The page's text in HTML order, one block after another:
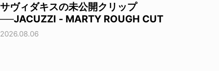
サヴィダキスの未公開クリップ
──JACUZZI - MARTY ROUGH CUT
2026.08.06